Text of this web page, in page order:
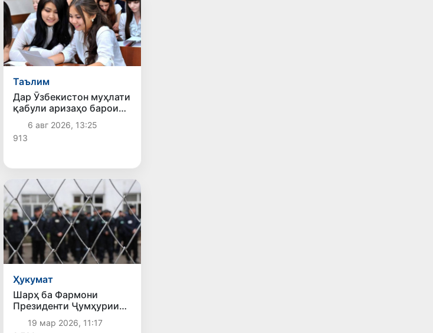
Таълим
Дар Ӯзбекистон муҳлати
қабули аризаҳо барои
интиқол ва
барқароршавӣ ба
донишгоҳҳои
6 авг 2026, 13:25
913
Ҳукумат
Шарҳ ба Фармони
Президенти Ҷумҳурии
Ӯзбекистон «Дар бораи
афви гурӯҳи шахсоне, ки
19 мар 2026, 11:17